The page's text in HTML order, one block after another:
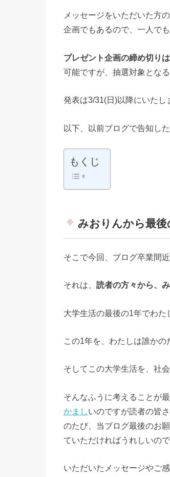
メッセージをいただいた方
企画でもあるので、一人で
プレゼント企画の締め切りは
可能ですが、抽選対象とな
発表は3/31(日)以降にいたし
以下、以前ブログで告知し
もくじ
みおりんから最後
そこで今回、ブログ卒業間
それは、 読者の方々から、
大学生活の最後の1年でわた
この1年を、わたしは誰かの
そしてこの大学生活を、社
そんなふうに考えることが
かましいのですが読者の皆
のたび、当ブログ最後のお
ていただければうれしいので
いただいたメッセージやご